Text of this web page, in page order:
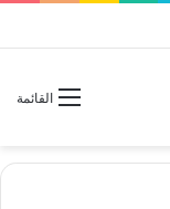
القائمة